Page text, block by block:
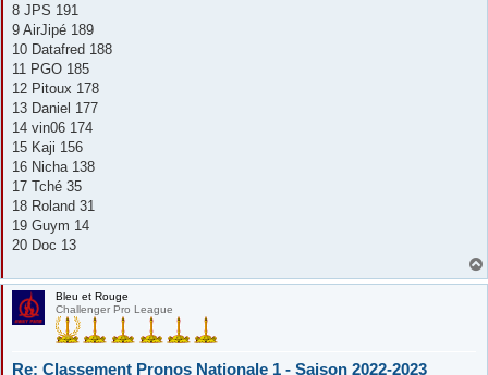
8 JPS 191
9 AirJipé 189
10 Datafred 188
11 PGO 185
12 Pitoux 178
13 Daniel 177
14 vin06 174
15 Kaji 156
16 Nicha 138
17 Tché 35
18 Roland 31
19 Guym 14
20 Doc 13
Bleu et Rouge
Challenger Pro League
Re: Classement Pronos Nationale 1 - Saison 2022-2023